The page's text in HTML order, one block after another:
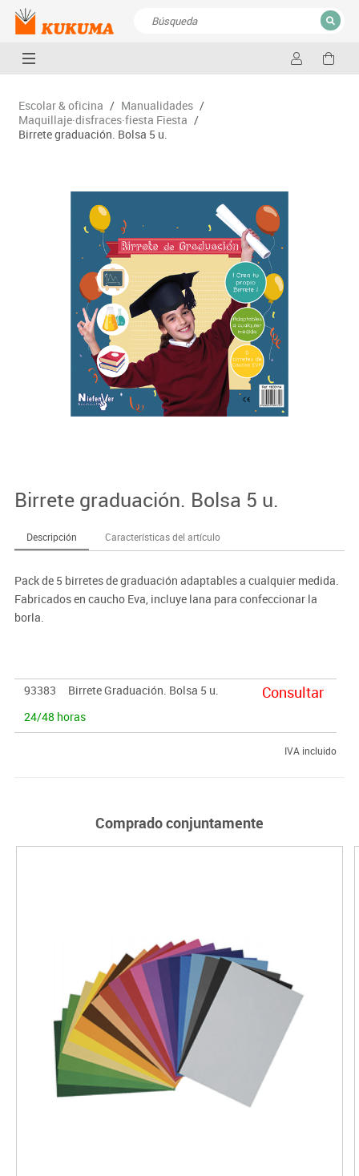
CERRAR
Escolar & oficina / Manualidades /
Maquillaje·disfraces·fiesta Fiesta /
Birrete graduación. Bolsa 5 u.
Birrete graduación. Bolsa 5 u.
Descripción Características del artículo
Pack de 5 birretes de graduación adaptables a cualquier medida.
Fabricados en caucho Eva, incluye lana para confeccionar la
borla.
93383
Birrete Graduación. Bolsa 5 u.
24/48 horas
Consultar
IVA incluido
Comprado conjuntamente